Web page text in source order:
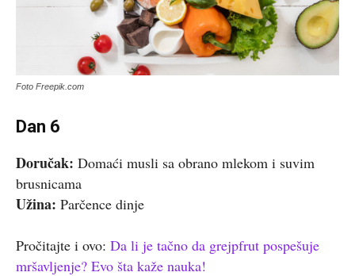
Foto Freepik.com
Dan 6
Doručak: Domaći musli sa obrano mlekom i suvim
brusnicama
Užina: Parčence dinje
Pročitajte i ovo: Da li je tačno da grejpfrut pospešuje
mršavljenje? Evo šta kaže nauka!